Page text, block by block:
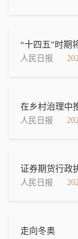
“十四五”时期
人民日报
在乡村治理中
人民日报
证券期货行政
人民日报
走向冬奥